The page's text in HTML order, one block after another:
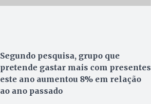
Segundo pesquisa, grupo que
pretende gastar mais com presentes
este ano aumentou 8% em relação
ao ano passado